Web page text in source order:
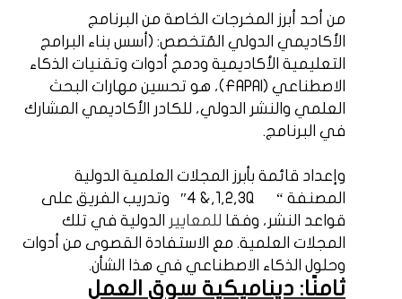
من أحد أبرز المخرجات الخاصة من البرنامج
الأكاديمي الدولي المُتخصص: (أسس بناء البرامج
التعليمية الأكاديمية ودمج أدوات وتقنيات الذكاء
الاصطناعي ( FAPAI)، هو تحسين مهارات البحث
العلمي والنشر الدولي، للكادر الأكاديمي المشارك
في البرنامج.
وإعداد قائمة بأبرز المجلات العلمية الدولية
المصنفة “
Q
1,2,3,& 4″
وتدريب الفريق على
قواعد النشر، وفقا للمعايير الدولية في تلك
المجلات العلمية. مع الاستفادة القصوى من أدوات
وحلول الذكاء الاصطناعي في هذا الشأن.
ثامنًا: ديناميكية سوق العمل